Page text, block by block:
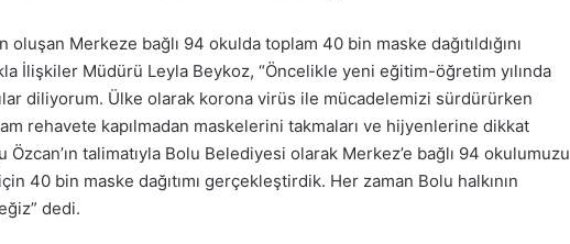
Merkeze bağlı 94 okulda toplam 40 bin maske dağıtıldığını
İlişkiler Müdürü Leyla Beykoz, “Öncelikle yeni eğitim-öğretim yılında
diliyorum. Ülke olarak korona virüs ile mücadelemizi sürdürürken
rehavete kapılmadan maskelerini takmaları ve hijyenlerine dikkat
Özcan’ın talimatıyla Bolu Belediyesi olarak Merkez’e bağlı 94 okulumuzu
40 bin maske dağıtımı gerçekleştirdik. Her zaman Bolu halkının
dedi.